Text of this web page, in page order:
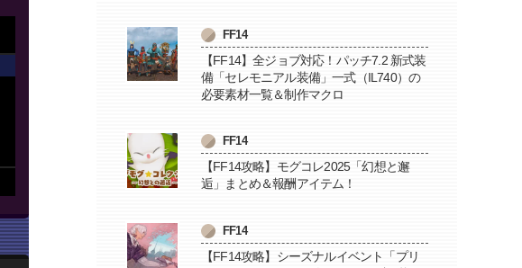
FF14
【FF14】全ジョブ対応！パッチ7.2 新式装
備「セレモニアル装備」一式（IL740）の
必要素材一覧＆制作マクロ
FF14
【FF14攻略】モグコレ2025「幻想と邂
逅」まとめ＆報酬アイテム！
FF14
【FF14攻略】シーズナルイベント「プリ